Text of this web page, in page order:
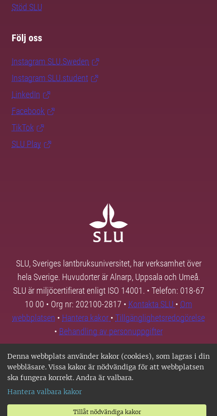
Denna webbplats använder kakor (cookies), som lagras i din
webbläsare. Vissa kakor är nödvändiga för att webbplatsen
ska fungera korrekt. Andra är valbara.
Hantera valbara kakor
Tillåt nödvändiga kakor
Stöd SLU
Följ oss
Instagram SLU.Sweden
Instagram SLU.student
LinkedIn
Facebook
TikTok
SLU Play
SLU, Sveriges lantbruksuniversitet, har verksamhet över
hela Sverige. Huvudorter är Alnarp, Uppsala och Umeå.
SLU är miljöcertifierat enligt ISO 14001. • Telefon: 018-67
10 00 • Org nr: 202100-2817 • Kontakta SLU • Om
webbplatsen • Hantera kakor • Tillgänglighetsredogörelse
• Behandling av personuppgifter